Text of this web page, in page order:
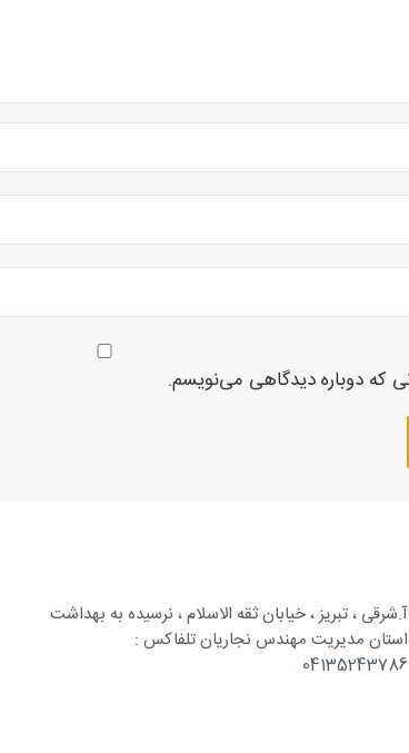
که دوباره دیدگاهی می‌نویسم.
آ.شرقی ، تبریز ، خیابان ثقه الاسلام ، نرسیده به بهداشت
استان مدیریت مهندس نجاریان تلفاکس :
04135243786